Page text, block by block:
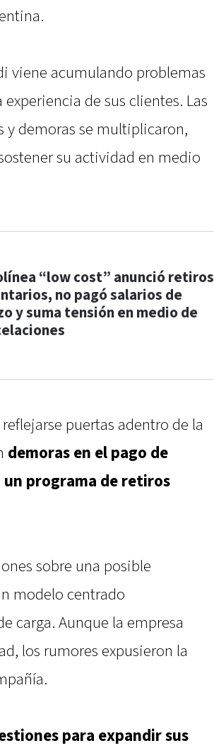
viene acumulando problemas
de sus clientes. Las
y demoras se multiplicaron,
su actividad en medio
“low cost” anunció retiros
no pagó salarios de
y suma tensión en medio de
puertas adentro de la
demoras en el pago de
programa de retiros
sobre una posible
modelo centrado
carga. Aunque la empresa
los rumores expusieron la
para expandir sus